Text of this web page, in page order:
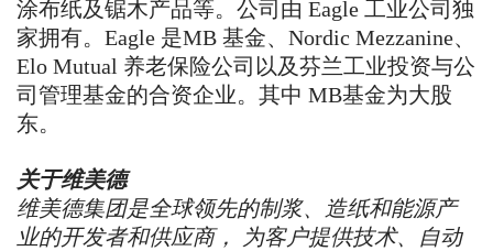
涂布纸及锯木产品等。公司由 Eagle 工业公司独
家拥有。Eagle 是MB基金、Nordic Mezzanine、
Elo Mutual 养老保险公司以及芬兰工业投资与公
司管理基金的合资企业。其中 MB基金为大股
东。
关于维美德
维美德集团是全球领先的制浆、造纸和能源产
业的开发者和供应商， 为客户提供技术、自动